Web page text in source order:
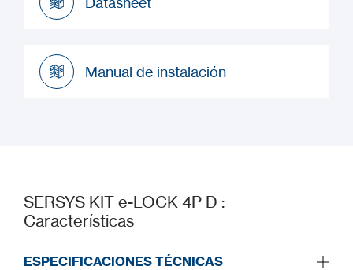
Manual de instalación
SERSYS KIT e-LOCK 4P D :
Características
ESPECIFICACIONES TÉCNICAS